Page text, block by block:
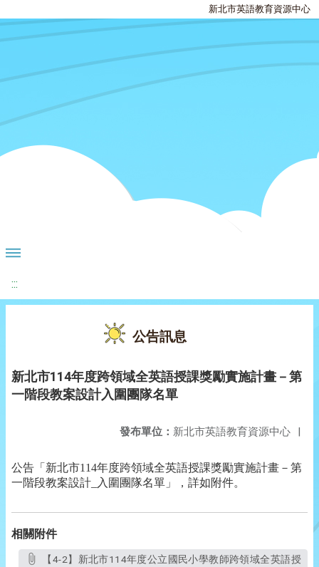
新北市英語教育資源中心
:::
公告訊息
新北市114年度跨領域全英語授課獎勵實施計畫－第
一階段教案設計入圍團隊名單
發布單位： 新北市英語教育資源中心 |
公告「新北市114年度跨領域全英語授課獎勵實施計畫－第
一階段教案設計_入圍團隊名單」，詳如附件。
相關附件